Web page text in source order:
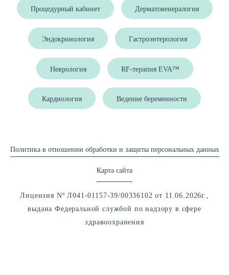
Процедурный кабинет Дерматовенералогия
Эндокринология Гастроэнтерология
Неврология RF-терапия EVA™
Кардиология Ведение беременности
Политика в отношении обработки и защиты персональных данных
Карта сайта
Лицензия Nº Л041-01157-39/00336102 от 11.06.2026г.,
выдана Федеральной службой по надзору в сфере
здравоохранения